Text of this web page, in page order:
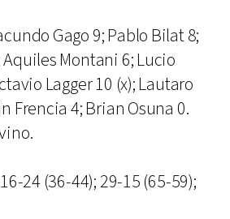
Gago 9; Pablo Bilat 8;
Montani 6; Lucio
Lagger 10 (x); Lautaro
Frencia 4; Brian Osuna 0.
24 (36-44); 29-15 (65-59);